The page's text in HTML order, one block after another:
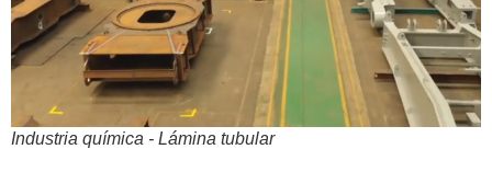
Industria química - Lámina tubular